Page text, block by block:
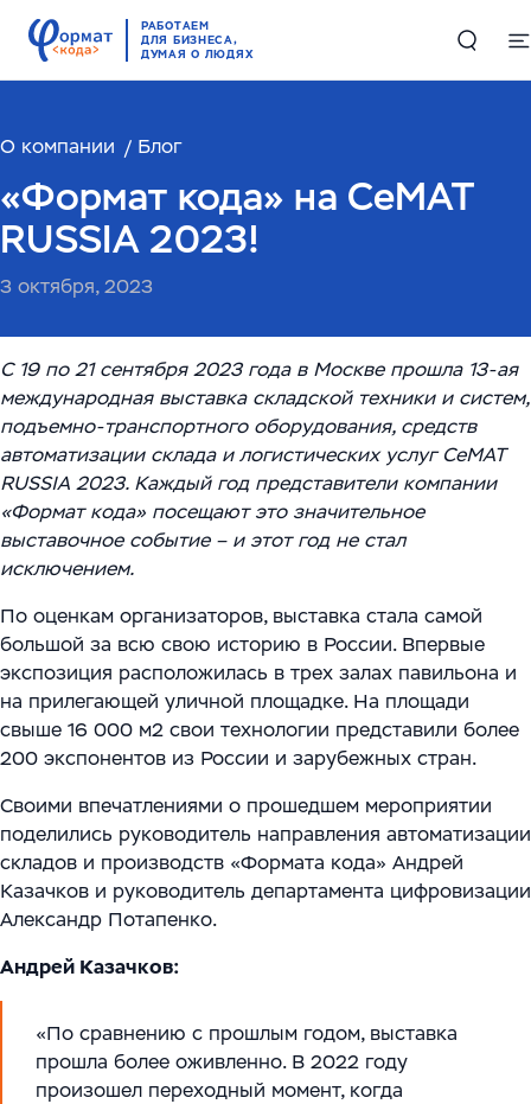
РАБОТАЕМ
ДЛЯ БИЗНЕСА,
ДУМАЯ О ЛЮДЯХ
Решения
Цифровые двойники в производстве и логистике
Комплексные решения по работе с большими
данными
службы поддержки
Обучающий ИИ-ассистент для ваших сотрудников
ИИ-решение для работы с корпоративными базами
данных
WMS Управление складом
Системы визуального контроля на основе ИИ
Системы стандартизации и управления данными
для логистических и производственных
комплексов
Решения для производственной безопасности
Программное обеспечение для интеграции
автоматизированного и роботизированного
международной логистике и транспорте
Проекты
Компетенции
Складская автоматизация и логистика
Высоконагруженные системы и Большие данные
(Big Data)
Автоматизация производств
Цифровизация ритейла
О компании
О нас
Руководство
Модели сотрудничества
Блог
Мероприятия
Работа
English
Main
Связаться с нами
О компании Блог
«Формат кода» на CeMAT
RUSSIA 2023!
3 октября, 2023
С 19 по 21 сентября 2023 года в Москве прошла 13-ая
международная выставка складской техники и систем,
подъемно-транспортного оборудования, средств
автоматизации склада и логистических услуг CeMAT
RUSSIA 2023. Каждый год представители компании
«Формат кода» посещают это значительное
выставочное событие – и этот год не стал
исключением.
По оценкам организаторов, выставка стала самой
большой за всю свою историю в России. Впервые
экспозиция расположилась в трех залах павильона и
на прилегающей уличной площадке. На площади
свыше 16 000 м2 свои технологии представили более
200 экспонентов из России и зарубежных стран.
Своими впечатлениями о прошедшем мероприятии
поделились руководитель направления автоматизации
складов и производств «Формата кода» Андрей
Казачков и руководитель департамента цифровизации
Александр Потапенко.
Андрей Казачков:
«По сравнению с прошлым годом, выставка
прошла более оживленно. В 2022 году
произошел переходный момент, когда